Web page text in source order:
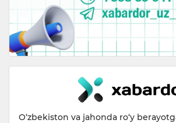
O‘zbekiston va jahonda ro‘y